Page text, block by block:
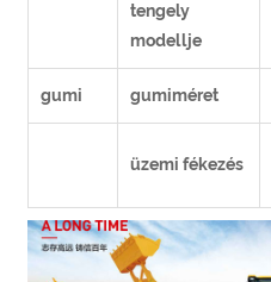
tengely
modellje
gumi gumiméret
üzemi fékezés